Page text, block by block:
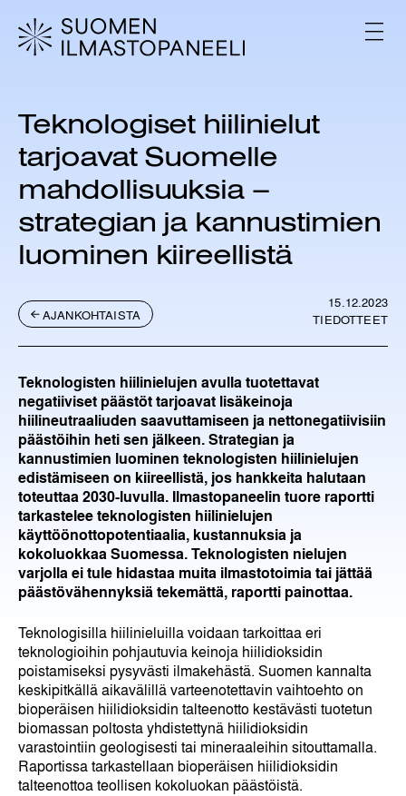
V
A
Teknologiset hiilinielut
tarjoavat Suomelle
mahdollisuuksia –
strategian ja kannustimien
luominen kiireellistä
AJANKOHTAISTA
15.12.2023
TIEDOTTEET
Teknologisten hiilinielujen avulla tuotettavat
negatiiviset päästöt tarjoavat lisäkeinoja
hiilineutraaliuden saavuttamiseen ja nettonegatiivisiin
päästöihin heti sen jälkeen. Strategian ja
kannustimien luominen teknologisten hiilinielujen
edistämiseen on kiireellistä, jos hankkeita halutaan
toteuttaa 2030-luvulla. Ilmastopaneelin tuore raportti
tarkastelee teknologisten hiilinielujen
käyttöönottopotentiaalia, kustannuksia ja
kokoluokkaa Suomessa. Teknologisten nielujen
varjolla ei tule hidastaa muita ilmastotoimia tai jättää
päästövähennyksiä tekemättä, raportti painottaa.
Teknologisilla hiilinieluilla voidaan tarkoittaa eri
teknologioihin pohjautuvia keinoja hiilidioksidin
poistamiseksi pysyvästi ilmakehästä. Suomen kannalta
keskipitkällä aikavälillä varteenotettavin vaihtoehto on
bioperäisen hiilidioksidin talteenotto kestävästi tuotetun
biomassan poltosta yhdistettynä hiilidioksidin
varastointiin geologisesti tai mineraaleihin sitouttamalla.
Raportissa tarkastellaan bioperäisen hiilidioksidin
talteenottoa teollisen kokoluokan päästöistä.